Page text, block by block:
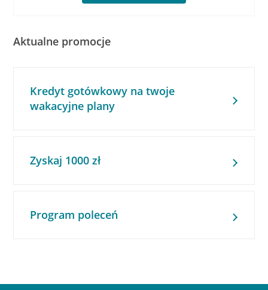
Aktualne promocje
Kredyt gotówkowy na twoje
wakacyjne plany
Zyskaj 1000 zł
Program poleceń